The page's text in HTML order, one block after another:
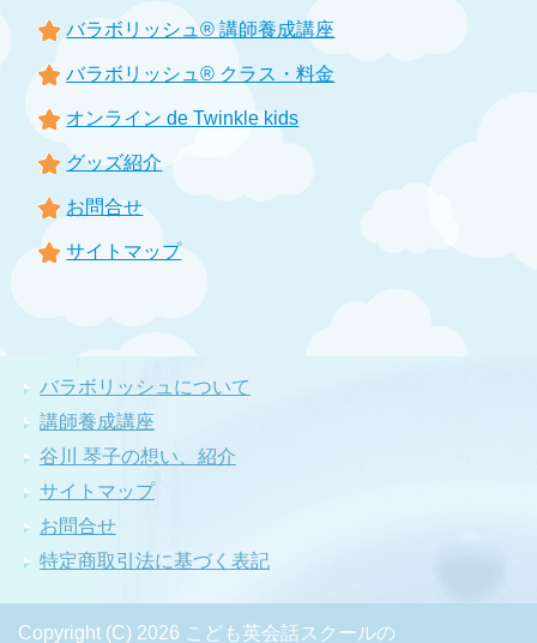
バラボリッシュ® 講師養成講座
バラボリッシュ® クラス・料金
オンライン de Twinkle kids
グッズ紹介
お問合せ
サイトマップ
バラボリッシュについて
講師養成講座
谷川 琴子の想い、紹介
サイトマップ
お問合せ
特定商取引法に基づく表記
Copyright (C) 2026 こども英会話スクールの